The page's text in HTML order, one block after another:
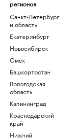
регионов
Санкт-Петербург
и область
Екатеринбург
Новосибирск
Омск
Башкортостан
Вологодская
область
Калининград
Краснодарский
край
Нижний